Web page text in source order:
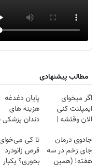
مطالب پیشنهادی
اگر میخوای
ایمپلنت کنی
الان وقتشه |
میلیون تومان!!!
پایان دغدغه
هزینه های
دندان پزشکی
خانگی
جادوی درمان
جای زخم در سه
هفته! (همین
تا کی
قرص زانودرد
بخوری؟ یکبار